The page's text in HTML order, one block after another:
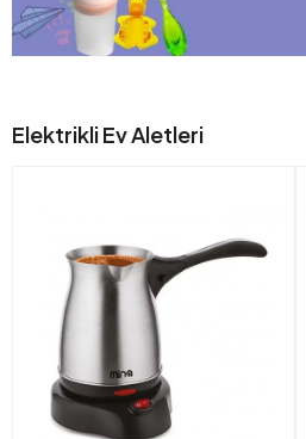
Elektrikli Ev Aletleri